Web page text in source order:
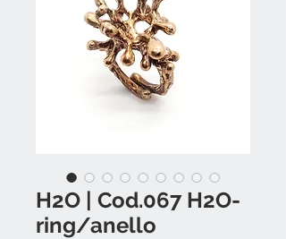
H2O | Cod.067 H2O-
ring/anello